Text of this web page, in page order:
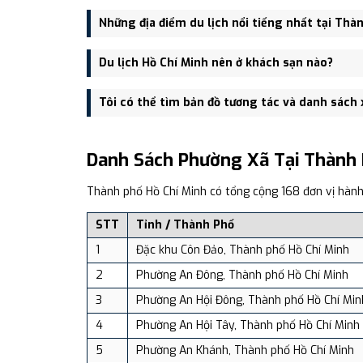
Sau đợt sắp xếp đơn vị hành chính năm 2025,
và tỉnh Lâm Đồng Phía tây giáp tỉnh Tây Ninh Phía
Tháp và Biển Đông.
Những địa điểm du lịch nổi tiếng nhất tại
Một số điểm đến nổi bật gồm: Phố đi bộ Nguyễn
Trung tâm thương mại Diamond Plaza, Phố Tây Bùi
Financial Tower, Thảo Cầm Viên, Bảo tàng chứng
Nguyệt và Cầu Ánh Sao, Địa đạo Củ Chi, Trung
tàng lịch sử Việt Nam, Rừng ngập mặn Cần Giờ, Khu
Du lịch Hồ Chí Minh nên ở khách sạn nào?
Một số khách sạn, resort được đánh giá cao: v.v...
Tôi có thể tìm bản đồ tương tác và danh sách
dịch vụ và du lịch uy tín tại Việt Nam.
Danh Sách Phường Xã Tại
Thành phố Hồ Chí Minh có tổng cộng 168 đơn vị
STT Tỉnh / Thành Phố
1
Đặc khu Côn Đảo, Thành phố Hồ Chí Minh
2
Phường An Đông, Thành phố Hồ Chí Minh
3
Phường An Hội Đông, Thành phố Hồ Chí
4
Phường An Hội Tây, Thành phố Hồ Chí Minh
5
Phường An Khánh, Thành phố Hồ Chí Minh